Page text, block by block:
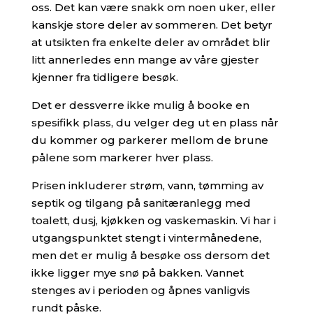
oss. Det kan være snakk om noen uker, eller
kanskje store deler av sommeren. Det betyr
at utsikten fra enkelte deler av området blir
litt annerledes enn mange av våre gjester
kjenner fra tidligere besøk.
Det er dessverre ikke mulig å booke en
spesifikk plass, du velger deg ut en plass når
du kommer og parkerer mellom de brune
pålene som markerer hver plass.
Prisen inkluderer strøm, vann, tømming av
septik og tilgang på sanitæranlegg med
toalett, dusj, kjøkken og vaskemaskin. Vi har i
utgangspunktet stengt i vintermånedene,
men det er mulig å besøke oss dersom det
ikke ligger mye snø på bakken. Vannet
stenges av i perioden og åpnes vanligvis
rundt påske.